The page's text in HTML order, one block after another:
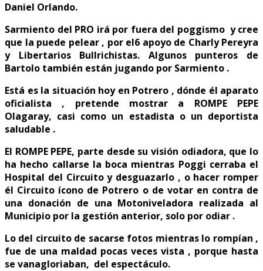
Daniel Orlando.
Sarmiento del PRO irá por fuera del poggismo y cree
que la puede pelear , por el6 apoyo de Charly Pereyra
y Libertarios Bullrichistas. Algunos punteros de
Bartolo también están jugando por Sarmiento .
Está es la situación hoy en Potrero , dónde él aparato
oficialista , pretende mostrar a ROMPE PEPE
Olagaray, casi como un estadista o un deportista
saludable .
El ROMPE PEPE, parte desde su visión odiadora, que lo
ha hecho callarse la boca mientras Poggi cerraba el
Hospital del Circuito y desguazarlo , o hacer romper
él Circuito ícono de Potrero o de votar en contra de
una donación de una Motoniveladora realizada al
Municipio por la gestión anterior, solo por odiar .
Lo del circuito de sacarse fotos mientras lo rompían ,
fue de una maldad pocas veces vista , porque hasta
se vanagloriaban, del espectáculo.